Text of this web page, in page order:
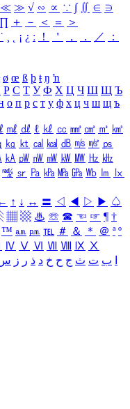
≪ ≫ √ ∽ ∝ ∵ ∫ ∬ ∈ ∋
∏ ＋ － ＜ ＝
＞
˙ ¸ ¡ ¿ ː ！ ＇ ， ． ／
：
ø œ ß þ ŧ ŋ ŉ
Р С Т У Ф Х Ц Ч Ш Щ Ъ
о п р с т у ф х ц ч ш щ ъ
㎖ ㎗ ℓ ㎘ ㏄ ㎣ ㎤ ㎥ ㎦
㎏ ㏏ ㎈ ㎉ ㏈ ㎧ ㎨ ㎰
㎄ ㎺ ㎻ ㎽ ㎾ ㎿ ㎐ ㎑
㎯ ㏛ ㎩ ㎪ ㎫ ㎬ ㏝ ㏐
㏓
↑ ↓ ↔ 〓 ◁ ◀ ▷ ▶ ♤
▦ ▩ ♨ ☏ ☎ ☜ ☞ ¶ †
™ ㏂ ㏘ ℡ ＃ ＆ ＊ ＠ ª º
Ⅳ Ⅴ Ⅵ Ⅶ Ⅷ Ⅸ Ⅹ
ب ت ث ج ح خ د ذ ر ز